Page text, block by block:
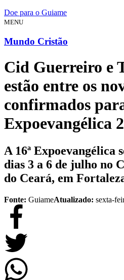
Doe para o Guiame
MENU
Mundo Cristão
Cid Guerreiro e
estão entre os
confirmados
Expoevangélica
A 16ª Expoevangélica
dias 3 a 6 de julho no
do Ceará, em
Fonte: GuiameAtualizado: sexta-